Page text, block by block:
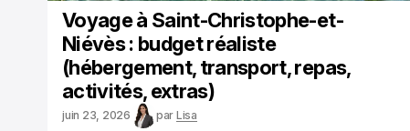
Voyage à Saint-Christophe-et-
Niévès : budget réaliste
(hébergement, transport, repas,
activités, extras)
juin 23, 2026 par Lisa